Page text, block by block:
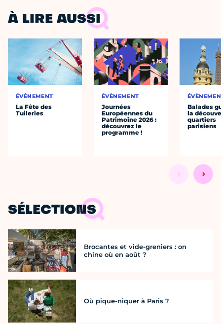
À LIRE AUSSI
ÉVÈNEMENT
La Fête des
Tuileries
ÉVÈNEMENT
Journées
Européennes du
Patrimoine 2026 :
découvrez le
programme !
Balades
la
quartiers
parisiens
SÉLECTIONS
Brocantes et vide-greniers : on
chine où en août ?
Où pique-niquer à Paris ?